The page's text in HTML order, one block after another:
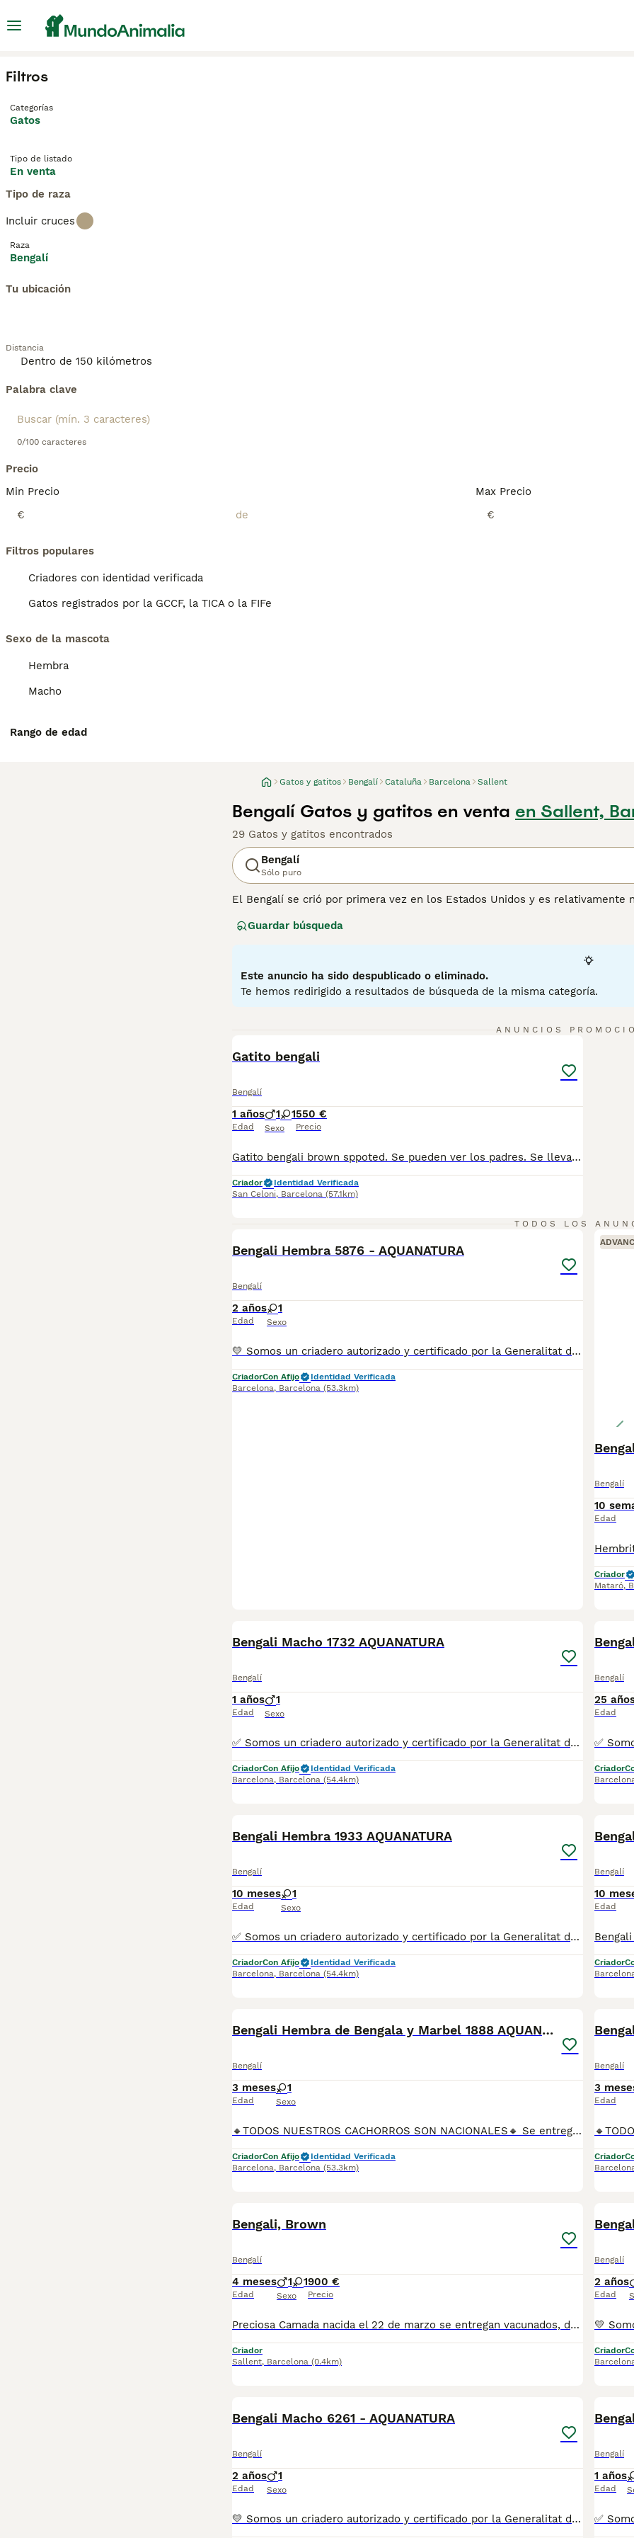
Filtros
Categorías
Gatos
Tipo de listado
En venta
Tipo de raza
Incluir cruces
Raza
Bengalí
Tu ubicación
Distancia
Palabra clave
0/100 caracteres
Precio
Min Precio
€
Max Precio
€
Filtros populares
Criadores con identidad verificada
Gatos registrados por la GCCF, la TICA o la FIFe
Sexo de la mascota
Hembra
Macho
Rango de edad
Gatos y gatitos Bengalí Cataluña Barcelona Sallent
Bengalí Gatos y gatitos en venta en Sallent,
29 Gatos y gatitos encontrados
Bengalí
Sólo puro
El Bengalí se crió por primera vez en los Estados Unidos y es relativamente
cruzando el Asian Leopard Cat con razas autóctonas, que incluyen el Mau
compañero y mascota no solo en España sino en otras partes del mundo.
Lee nuestra página de consejos de compra de Bengalí para obtener
Guardar búsqueda
Este anuncio ha sido despublicado o eliminado.
Te hemos redirigido a resultados de búsqueda de la misma categoría.
ANUNCIOS
Gatito bengali
Bengalí
1 años
Edad
1 1
Sexo
550 €
Precio
Gatito bengali brown sppoted. Se pueden ver los padres. Se llevan bien con los perros. Ambiente familiar. David 622330346 www.perrosbordercollies.com
Criador
Identidad Verificada
San Celoni, Barcelona (57.1km)
TODOS LOS
Bengali Hembra 5876 - AQUANATURA
Bengalí
2 años
Edad
1
Sexo
💛 Somos un criadero autorizado y certificado por la Generalitat de Catalunya. 📌 Roger de Flor 45, muy cerca del Arc de Triomf de Barcelona, de Lunes a Sábados, desde las 10h hasta las 21:00h. MAS INFO ☎️ 933095977 📱 685878504 FOTOS Y VIDEOS 💻 www.aquanatura.es 🚙 HACEMOS ENVIOS Se entregan vacunados, desparasitados interna y externamente, con microchip y su registro, con cartilla sanitaria y contrato de garantías, bajo la supervisión de nuestro equipo veterinario.
CriadorCon Afijo
Identidad Verificada
Barcelona, Barcelona (53.3km)
Bengalí
10
Edad
Criador
Mataró,
Bengali Macho 1732 AQUANATURA
Bengalí
1 años
Edad
1
Sexo
✅ Somos un criadero autorizado y certificado por la Generalitat de Catalunya bajo el número de Núcleo Zoológico G25/00314. PARA MÁS INFORMACIÓN: ☎️ 933095977 📱 685878504 / 674320847 💻 Más fotos y vídeos en nuestra web www.aquanatura.es 🚙 Hacemos envíos 📌 Calle Roger de Flor 45, muy cerca del Arc de Triomf de Barcelona, de Lunes a Sábados. Se entregan con la mayoría de sus vacunas, desparasitados interna y externamente, con microchip y su registro, cartilla sanitaria y contrato de garantías, documentación legal y factura. AQUANATURA
CriadorCon Afijo
Identidad Verificada
Barcelona, Barcelona (54.4km)
Bengalí
25
Edad
Criador
Bengali Hembra 1933 AQUANATURA
Bengalí
10 meses
Edad
1
Sexo
✅ Somos un criadero autorizado y certificado por la Generalitat de Catalunya bajo el número de Núcleo Zoológico G25/00314. PARA MÁS INFORMACIÓN: ☎️ 933095977 📱 685878504 / 674320847 💻 Más fotos y vídeos en nuestra web www.aquanatura.es 🚙 Hacemos envíos 📌 Calle Roger de Flor 45, muy cerca del Arc de Triomf de Barcelona, de Lunes a Sábados. Se entregan con sus vacunas, desparasitados interna y externamente, con microchip y su registro, cartilla sanitaria y contrato de garantías, documentación legal y factura. AQUANATURA
CriadorCon Afijo
Identidad Verificada
Barcelona, Barcelona (54.4km)
Bengalí
10
Edad
Criador
Bengali Hembra de Bengala y Marbel 1888 AQUANATURA
Bengalí
3 meses
Edad
1
Sexo
🔸TODOS NUESTROS CACHORROS SON NACIONALES🔸 Se entregan con sus vacunas, desparasitaciones internas y externas, microchip y su registro, cartilla sanitaria, contrato de garantías, toda su documentación legal y factura. ✅ Somos un criadero familiar autorizado y certificado por la Generalitat de Catalunya bajo el número de Núcleo Zoológico G25/00314. 💙 Con más de 30 años promoviendo la cría responsable. PARA MÁS INFORMACIÓN: ☎️ TIENDA 933095977 📱 CRIADERO 685878504 📱 WHATSAPP 674320847 🐶 Puedes conocer a los cachorros en persona (cita previa) 💻 Fotos y vídeos www.aquanatura.es 🚙 Hacemos envíos 💰 Financiamos 📌 Calle Roger de Flor 45, muy cerca del Arc de Triomf de Barcelona, de Lunes a Sábados. AQUANATURA
CriadorCon Afijo
Identidad Verificada
Barcelona, Barcelona (53.3km)
Bengalí
3
Edad
Criador
Bengali, Brown
Bengalí
4 meses
Edad
1 1
Sexo
900 €
Precio
Preciosa Camada nacida el 22 de marzo se entregan vacunados, desparasitado, revisión veterinaria, cartilla y chip y pedigrí. Se pueden ver sin ningún compromiso para más información. Contacte conmigo. Gracias
Criador
Sallent, Barcelona (0.4km)
Bengalí
2 años
Edad
Criador
Bengali Macho 6261 - AQUANATURA
Bengalí
2 años
Edad
1
Sexo
💛 Somos un criadero autorizado y certificado por la Generalitat de Catalunya. 📌 Estamos en la calle Roger de Flor 45, muy cerca del Arc de Triomf de Barcelona, de Lunes a Sábados, desde las 10h hasta las 21:00h. MAS INFO ☎️ 933095977 📱 685878504 FOTOS Y VIDEOS 💻 www.aquanatura.es 🚙 HACEMOS ENVIOS Se entregan vacunados, desparasitados interna y externamente, con microchip y su registro, con cartilla sanitaria y contrato de garantías, bajo la supervisión de nuestro equipo veterinario.
Bengalí
1 años
Edad